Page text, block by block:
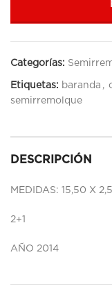
Categorías:
Etiquetas: baranda ,
semirremolque
DESCRIPCIÓN
MEDIDAS: 15,50 X
2+1
AÑO 2014